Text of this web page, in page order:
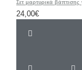
24,00€